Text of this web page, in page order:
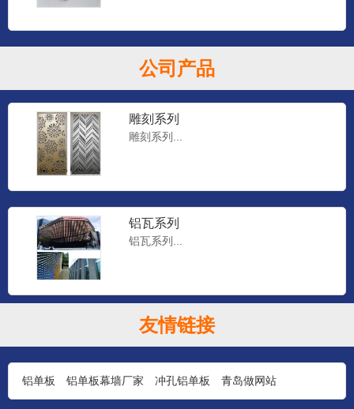
公司产品
雕刻系列
雕刻系列...
铝瓦系列
铝瓦系列...
平板仿石材
平板仿铜仿石材...
友情链接
铝单板 铝单板幕墙厂家 冲孔铝单板 青岛做网站